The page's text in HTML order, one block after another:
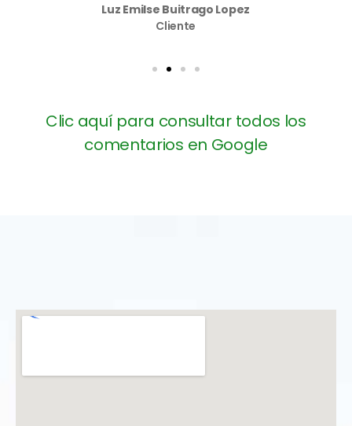
Luz Emilse Buitrago Lopez
Cliente
Clic aquí para consultar todos los
comentarios en Google